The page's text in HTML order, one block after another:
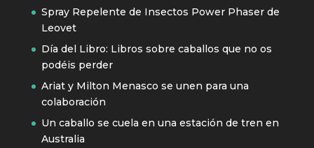
Spray Repelente de Insectos Power Phaser de
Leovet
Día del Libro: Libros sobre caballos que no os
podéis perder
Ariat y Milton Menasco se unen para una
colaboración
Un caballo se cuela en una estación de tren en
Australia